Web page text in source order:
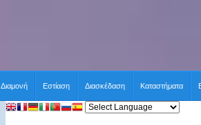
Διαμονή Εστίαση Διασκέδαση Καταστήματα